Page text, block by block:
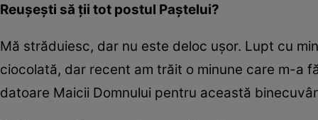
Reușești să ții tot postul Paștelui?
Mă străduiesc, dar nu este deloc ușor. Lupt cu
ciocolată, dar recent am trăit o minune care m-a
datoare Maicii Domnului pentru această